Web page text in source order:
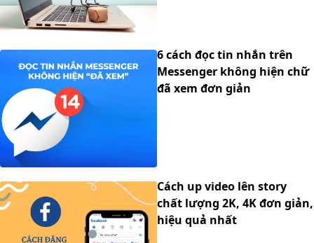
6 cách đọc tin nhắn trên
Messenger không hiện chữ
đã xem đơn giản
Cách up video lên story
chất lượng 2K, 4K đơn giản,
hiệu quả nhất